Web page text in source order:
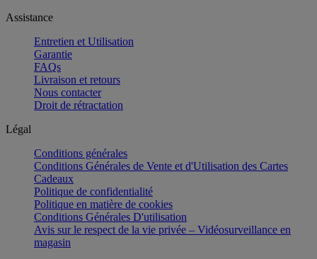
Assistance
Entretien et Utilisation
Garantie
FAQs
Livraison et retours
Nous contacter
Droit de rétractation
Légal
Conditions générales
Conditions Générales de Vente et d'Utilisation des Cartes
Cadeaux
Politique de confidentialité
Politique en matière de cookies
Conditions Générales D'utilisation
Avis sur le respect de la vie privée – Vidéosurveillance en
magasin